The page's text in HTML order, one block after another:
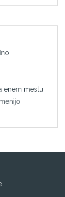
enem mestu